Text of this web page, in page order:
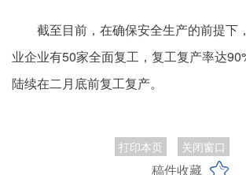
截至目前，在确保安全生产的前提下
业企业有50家全面复工，复工复产率达
陆续在二月底前复工复产。
打印本页 关闭窗口
稿件收藏